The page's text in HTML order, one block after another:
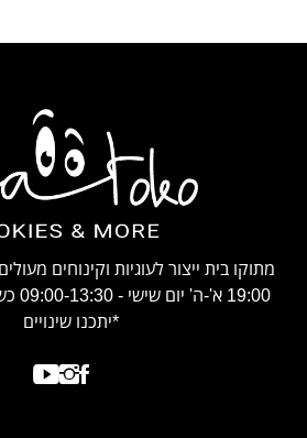
*יתכנו שינויים